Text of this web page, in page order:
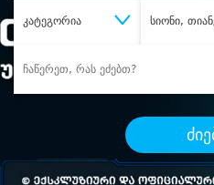
კატეგორია სიონი,
შეიძინე